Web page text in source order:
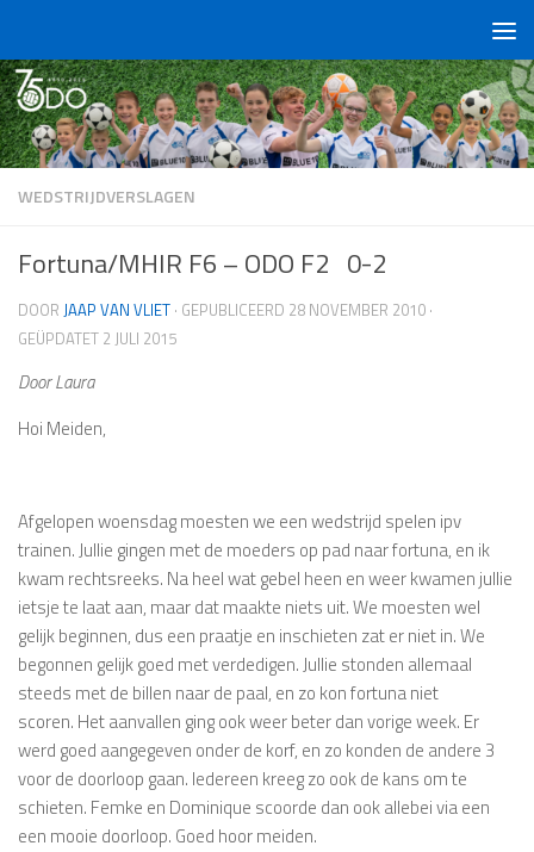
WEDSTRIJDVERSLAGEN
Fortuna/MHIR F6 – ODO F2 0-2
DOOR JAAP VAN VLIET · GEPUBLICEERD 28 NOVEMBER 2010 ·
GEÜPDATET 2 JULI 2015
Door Laura
Hoi Meiden,
Afgelopen woensdag moesten we een wedstrijd spelen ipv
trainen. Jullie gingen met de moeders op pad naar fortuna, en ik
kwam rechtsreeks. Na heel wat gebel heen en weer kwamen jullie
ietsje te laat aan, maar dat maakte niets uit. We moesten wel
gelijk beginnen, dus een praatje en inschieten zat er niet in. We
begonnen gelijk goed met verdedigen. Jullie stonden allemaal
steeds met de billen naar de paal, en zo kon fortuna niet
scoren. Het aanvallen ging ook weer beter dan vorige week. Er
werd goed aangegeven onder de korf, en zo konden de andere 3
voor de doorloop gaan. Iedereen kreeg zo ook de kans om te
schieten. Femke en Dominique scoorde dan ook allebei via een
een mooie doorloop. Goed hoor meiden.